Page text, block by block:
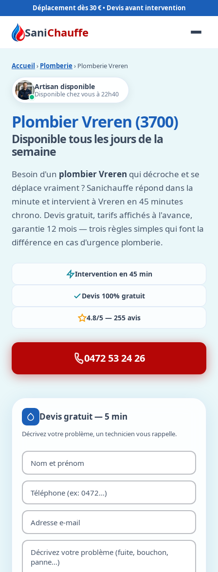
Déplacement dès 30 €
SaniChauffe
Accueil › Plomberie › Plomberie Vreren
Artisan disponible
Disponible chez vous à 22h40
Plombier Vreren (3700)
Disponible tous les jours de la
semaine
Besoin d'un plombier Vreren qui décroche et se
déplace vraiment ? Sanichauffe répond dans la
minute et intervient à Vreren en 45 minutes
chrono. Devis gratuit, tarifs affichés à l'avance,
garantie 12 mois — trois règles simples qui font la
différence en cas d'urgence plomberie.
Intervention en 45 min
Devis 100% gratuit
4.8/5 — 255 avis
0472 53 24 26
Devis gratuit — 5 min
Décrivez votre problème, un technicien vous rappelle.